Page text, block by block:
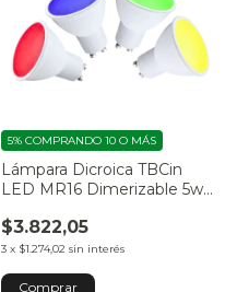
Lámpara Dicroica TBCin
LED MR16 Dimerizable 5w
WD
$3.822,05
3 x $1.274,02 sin interés
5% COMPRANDO 10 O MÁS